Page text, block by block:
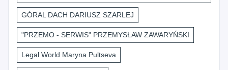
GÓRAL DACH DARIUSZ SZARLEJ
"PRZEMO - SERWIS" PRZEMYSŁAW ZAWARYŃSKI
Legal World Maryna Pultseva